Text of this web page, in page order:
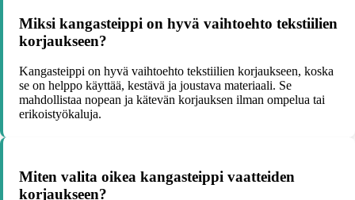
Miksi kangasteippi on hyvä vaihtoehto tekstiilien
korjaukseen?
Kangasteippi on hyvä vaihtoehto tekstiilien korjaukseen, koska
se on helppo käyttää, kestävä ja joustava materiaali. Se
mahdollistaa nopean ja kätevän korjauksen ilman ompelua tai
erikoistyökaluja.
Miten valita oikea kangasteippi vaatteiden
korjaukseen?